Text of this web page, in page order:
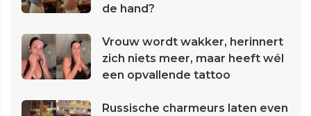
de hand?
Vrouw wordt wakker, herinnert
zich niets meer, maar heeft wél
een opvallende tattoo
Russische charmeurs laten even